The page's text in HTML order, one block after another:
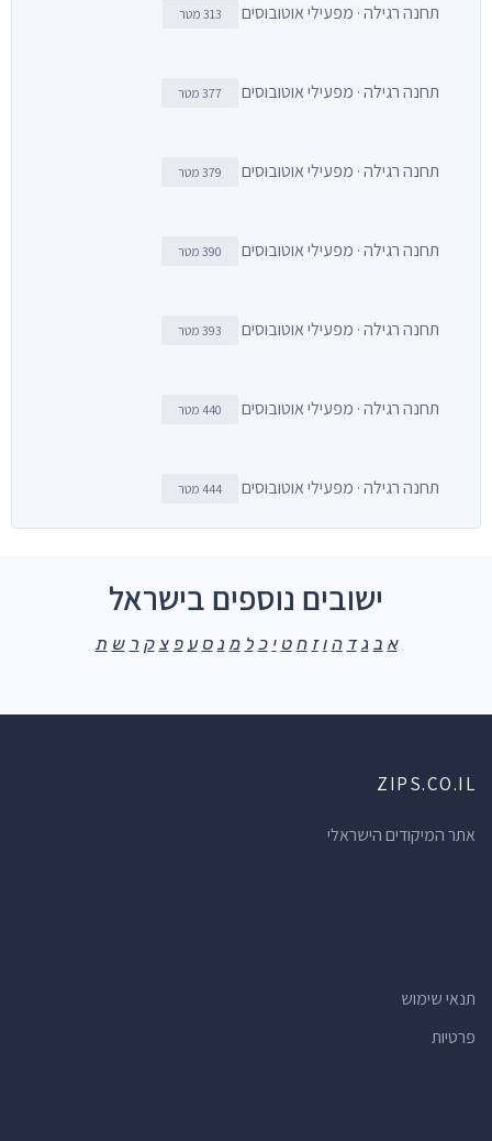
תחנה רגילה · מפעילי אוטובוסים 313 מטר
תחנה רגילה · מפעילי אוטובוסים 377 מטר
תחנה רגילה · מפעילי אוטובוסים 379 מטר
תחנה רגילה · מפעילי אוטובוסים 390 מטר
תחנה רגילה · מפעילי אוטובוסים 393 מטר
תחנה רגילה · מפעילי אוטובוסים 440 מטר
תחנה רגילה · מפעילי אוטובוסים 444 מטר
ישובים נוספים בישראל
א ב ג ד ה ו ז ח ט י כ ל מ נ ס ע פ צ ק ר ש ת
ZIPS.CO.IL
אתר המיקודים הישראלי
תנאי שימוש
פרטיות